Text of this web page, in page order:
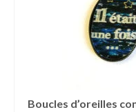
Boucles d’oreilles